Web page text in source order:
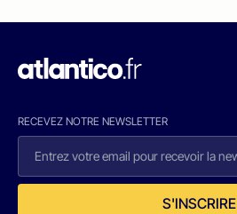
RECEVEZ NOTRE NEWSLETTER
S'INSCRIRE